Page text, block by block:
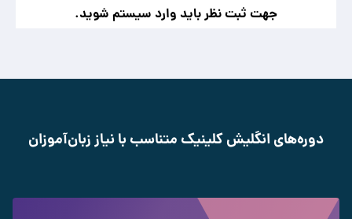
جهت ثبت نظر باید وارد سیستم شوید.
دوره‌های انگلیش کلینیک متناسب با نیاز زبان‌آموزان